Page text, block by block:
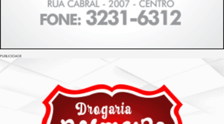
PUBLICIDADE